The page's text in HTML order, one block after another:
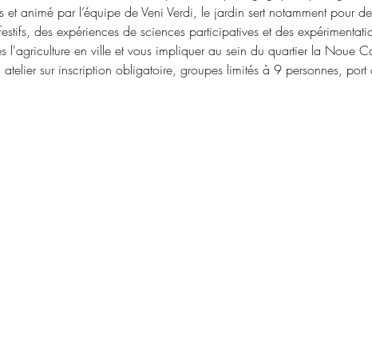
animé par l’équipe de Veni Verdi, le jardin sert notamment pour
des expériences de sciences participatives et des
l'agriculture en ville et vous impliquer au sein du quartier la Noue
sur inscription obligatoire, groupes limités à 9 personnes,